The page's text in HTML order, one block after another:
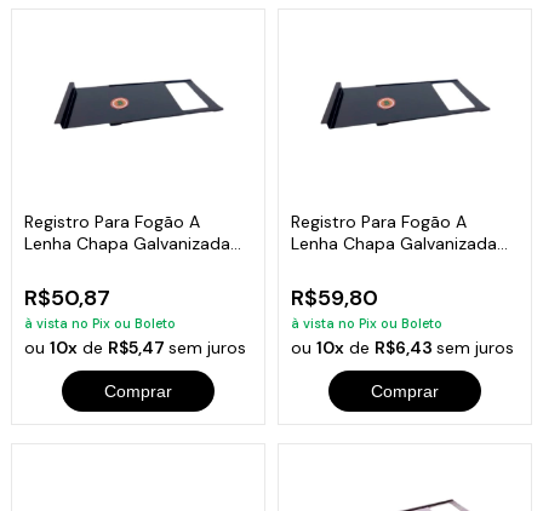
Registro Para Fogão A
Lenha Chapa Galvanizada
R$50,87
à vista no Pix ou Boleto
ou10x de R$5,47sem juros
Comprar
Registro Para Fogão A
Lenha Chapa Galvanizada
R$59,80
à vista no Pix ou Boleto
ou 10xde R$6,43 sem juros
Comprar